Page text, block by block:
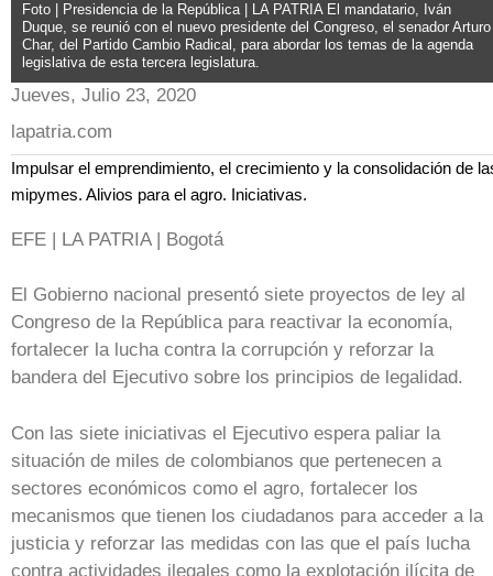
Foto | Presidencia de la República | LA PATRIA El mandatario, Iván
Duque, se reunió con el nuevo presidente del Congreso, el senador Arturo
Char, del Partido Cambio Radical, para abordar los temas de la agenda
legislativa de esta tercera legislatura.
Jueves, Julio 23, 2020
lapatria.com
Impulsar el emprendimiento, el crecimiento y la consolidación de
mipymes. Alivios para el agro. Iniciativas.
EFE | LA PATRIA | Bogotá
El Gobierno nacional presentó siete proyectos de ley al
Congreso de la República para reactivar la economía,
fortalecer la lucha contra la corrupción y reforzar la
bandera del Ejecutivo sobre los principios de legalidad.
Con las siete iniciativas el Ejecutivo espera paliar la
situación de miles de colombianos que pertenecen a
sectores económicos como el agro, fortalecer los
mecanismos que tienen los ciudadanos para acceder a la
justicia y reforzar las medidas con las que el país lucha
contra actividades ilegales como la explotación ilícita de